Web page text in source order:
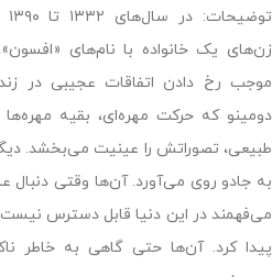
زن‌های یک خانواده با نام‌های
موجب رخ دادن اتفاقات عجیبی در
دومینو که حرکت مهره‌ای، بقیه مهره‌ها
طبیعی، تصوراتش را عینیت می‌بخشد.
به جادو روی می‌آورد. آن‌ها وقتی دنبال
می‌فهمند در این دنیا قابل دسترس
پیدا کرد. آن‌ها حتی گاهی به خاطر